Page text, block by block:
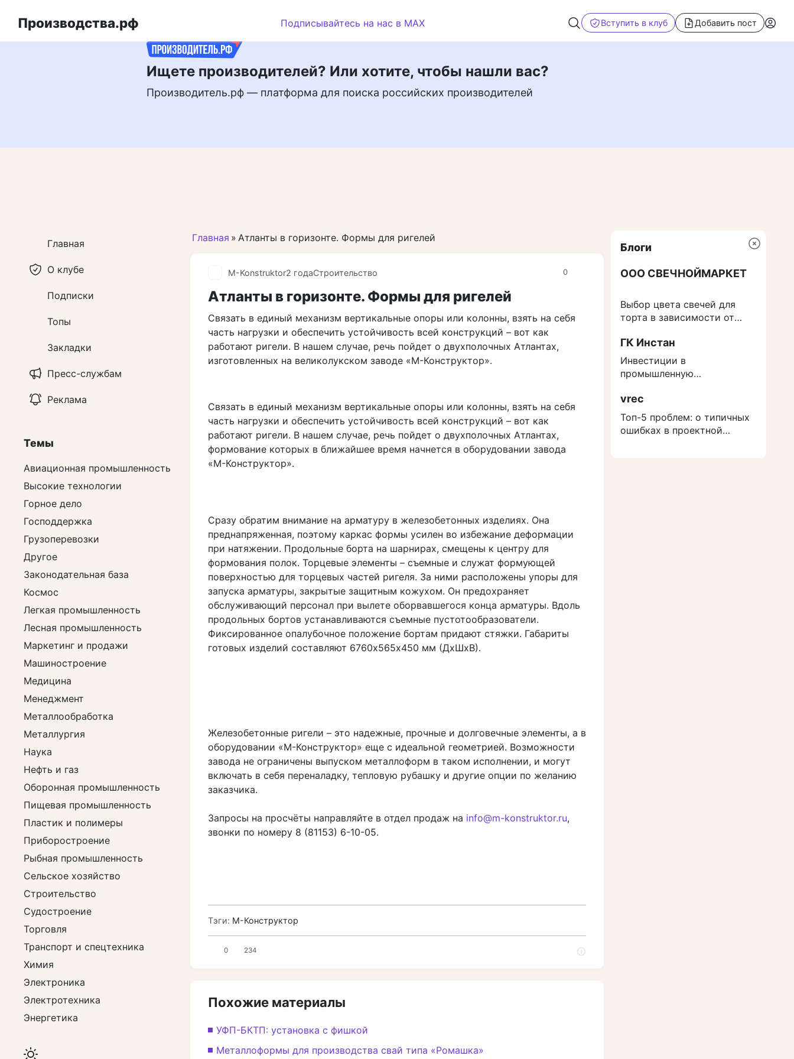
Ищете производителей? Или хотите, чтобы нашли вас?
Производитель.рф — платформа для поиска российских производителей
Производства.рф Подписывайтесь на нас в MAX Вступить в клуб Добавить пост
Главная » Атланты в горизонте. Формы для ригелей
0
M-Konstruktor2 годаСтроительство
Атланты в горизонте. Формы для ригелей
Связать в единый механизм вертикальные опоры или колонны, взять на себя
часть нагрузки и обеспечить устойчивость всей конструкций – вот как
работают ригели. В нашем случае, речь пойдет о двухполочных Атлантах,
изготовленных на великолукском заводе «М-Конструктор».
Связать в единый механизм вертикальные опоры или колонны, взять на себя
часть нагрузки и обеспечить устойчивость всей конструкций – вот как
работают ригели. В нашем случае, речь пойдет о двухполочных Атлантах,
формование которых в ближайшее время начнется в оборудовании завода
«М-Конструктор».
Сразу обратим внимание на арматуру в железобетонных изделиях. Она
преднапряженная, поэтому каркас формы усилен во избежание деформации
при натяжении. Продольные борта на шарнирах, смещены к центру для
формования полок. Торцевые элементы – съемные и служат формующей
поверхностью для торцевых частей ригеля. За ними расположены упоры для
запуска арматуры, закрытые защитным кожухом. Он предохраняет
обслуживающий персонал при вылете оборвавшегося конца арматуры. Вдоль
продольных бортов устанавливаются съемные пустотообразователи.
Фиксированное опалубочное положение бортам придают стяжки. Габариты
готовых изделий составляют 6760х565х450 мм (ДхШхВ).
Железобетонные ригели – это надежные, прочные и долговечные элементы, а в
оборудовании «М-Конструктор» еще с идеальной геометрией. Возможности
завода не ограничены выпуском металлоформ в таком исполнении, и могут
включать в себя переналадку, тепловую рубашку и другие опции по желанию
заказчика.
Запросы на просчёты направляйте в отдел продаж на info@m-konstruktor.ru,
звонки по номеру 8 (81153) 6-10-05.
Тэги: М-Конструктор
0 234
Похожие материалы
УФП-БКТП: установка с фишкой
Металлоформы для производства свай типа «Ромашка»
Главная
О клубе
Подписки
Топы
Закладки
Пресс-службам
Реклама
Темы
Авиационная промышленность
Высокие технологии
Горное дело
Господдержка
Грузоперевозки
Другое
Законодательная база
Космос
Легкая промышленность
Лесная промышленность
Маркетинг и продажи
Машиностроение
Медицина
Менеджмент
Металлообработка
Металлургия
Наука
Нефть и газ
Оборонная промышленность
Пищевая промышленность
Пластик и полимеры
Приборостроение
Рыбная промышленность
Сельское хозяйство
Строительство
Судостроение
Торговля
Транспорт и спецтехника
Химия
Электроника
Электротехника
Энергетика
Блоги
ООО СВЕЧНОЙМАРКЕТ
Выбор цвета свечей для
торта в зависимости от
ГК Инстан
Инвестиции в
промышленную
защититься от роста
расходов на строительство
vrec
Топ-5 проблем: о типичных
ошибках в проектной